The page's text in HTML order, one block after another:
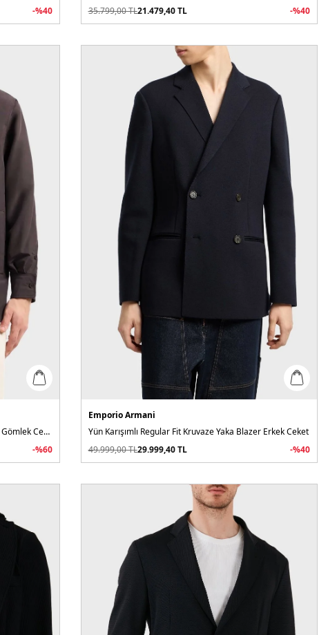
-%40
35.799,00TL21.479,40TL -%40
Relaxed Fit Yama Cepli ve Logo Yamalı Erkek Gömlek Ceket
-%60
Emporio Armani
Yün Karışımlı Regular Fit Kruvaze Yaka Blazer Erkek Ceket
49.999,00TL29.999,40TL -%40